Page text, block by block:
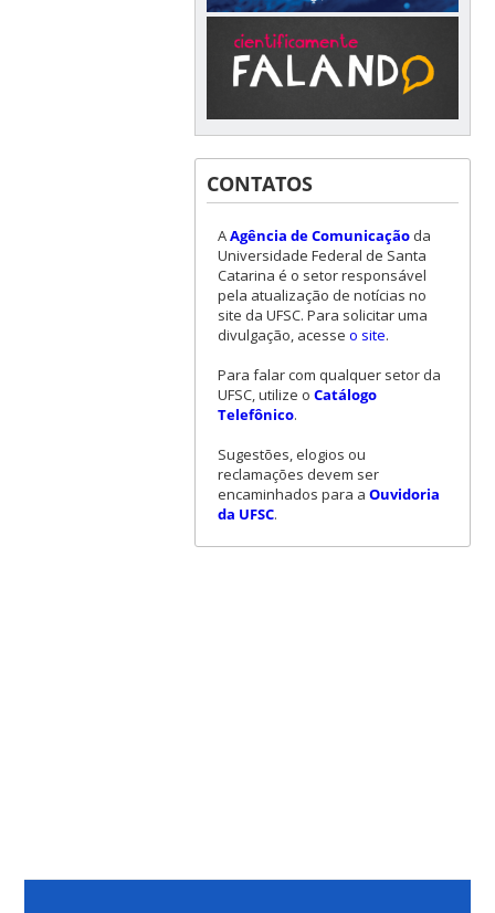
CONTATOS
AAgência de Comunicaçãoda
Universidade Federal de Santa
Catarina é o setor responsável
pela atualização de notícias no
site da UFSC. Para solicitar uma
divulgação, acesse o site.
Para falar com qualquer setor da
UFSC, utilize o Catálogo
Telefônico.
Sugestões, elogios ou
reclamações devem ser
encaminhados para a Ouvidoria
da UFSC.